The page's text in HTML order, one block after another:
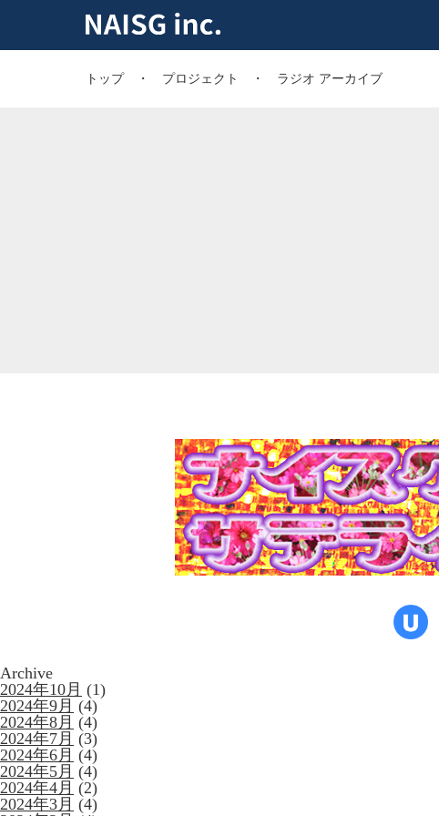
トップ プロジェクト ラジオ アーカイブ
Archive
2024年10月 (1)
2024年9月 (4)
2024年8月 (4)
2024年7月 (3)
2024年6月 (4)
2024年5月 (4)
2024年4月 (2)
2024年3月 (4)